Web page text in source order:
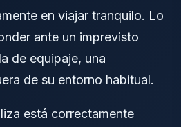
en viajar tranquilo. Lo
ante un imprevisto
de equipaje, una
de su entorno habitual.
está correctamente